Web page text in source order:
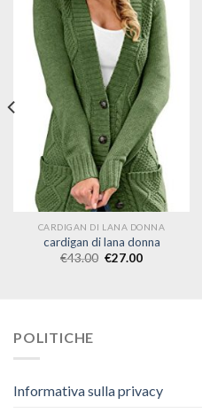
CARDIGAN DI LANA DONNA
cardigan di lana donna
€43.00 €27.00
POLITICHE
Informativa sulla privacy